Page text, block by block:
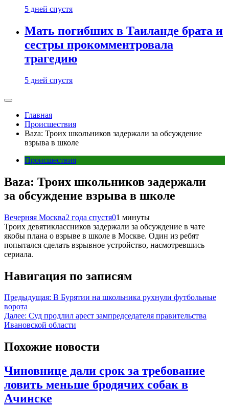
5 дней спустя
Мать погибших в Таиланде брата и
сестры прокомментровала
трагедию
5 дней спустя
Главная
Происшествия
Baza: Троих школьников задержали за обсуждение
взрыва в школе
Происшествия
Baza: Троих школьников задержали
за обсуждение взрыва в школе
Вечерняя Москва2 года спустя01 минуты
Троих девятиклассников задержали за обсуждение в чате
якобы плана о взрыве в школе в Москве. Один из ребят
попытался сделать взрывное устройство, насмотревшись
сериала.
Навигация по записям
Предыдущая: В Бурятии на школьника рухнули футбольные
ворота
Далее: Суд продлил арест зампредседателя правительства
Ивановской области
Похожие новости
Чиновнице дали срок за требование
ловить меньше бродячих собак в
Ачинске